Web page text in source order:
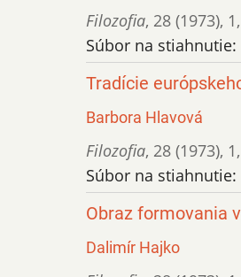
Filozofia, 28 (1973), 1,
Súbor na stiahnutie:
Tradície
Barbora Hlavová
Filozofia, 28 (1973), 1,
Súbor na stiahnutie:
Obraz formovania
Dalimír Hajko